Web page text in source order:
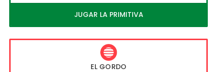
JUGAR LA PRIMITIVA
EL GORDO